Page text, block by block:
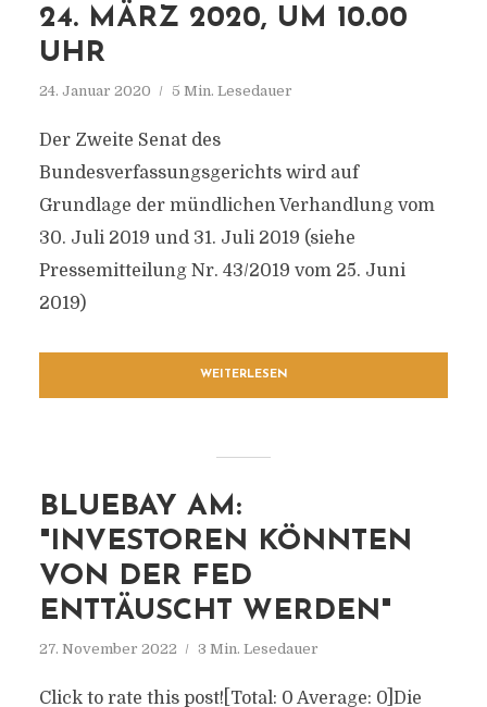
24. MÄRZ 2020, UM 10.00
UHR
24. Januar 2020 5 Min. Lesedauer
Der Zweite Senat des
Bundesverfassungsgerichts wird auf
Grundlage der mündlichen Verhandlung vom
30. Juli 2019 und 31. Juli 2019 (siehe
Pressemitteilung Nr. 43/2019 vom 25. Juni
2019)
WEITERLESEN
BLUEBAY AM:
"INVESTOREN KÖNNTEN
VON DER FED
ENTTÄUSCHT WERDEN"
27. November 2022 3 Min. Lesedauer
Click to rate this post![Total: 0 Average: 0]Die